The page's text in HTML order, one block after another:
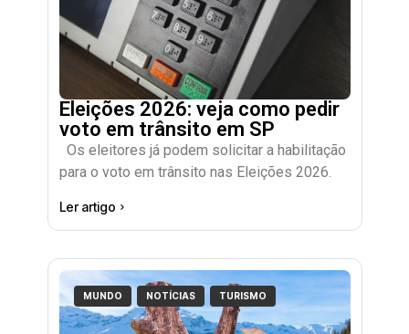
Eleições 2026: veja como pedir
voto em trânsito em SP
Os eleitores já podem solicitar a habilitação
para o voto em trânsito nas Eleições 2026.
Ler artigo
MUNDO NOTÍCIAS TURISMO